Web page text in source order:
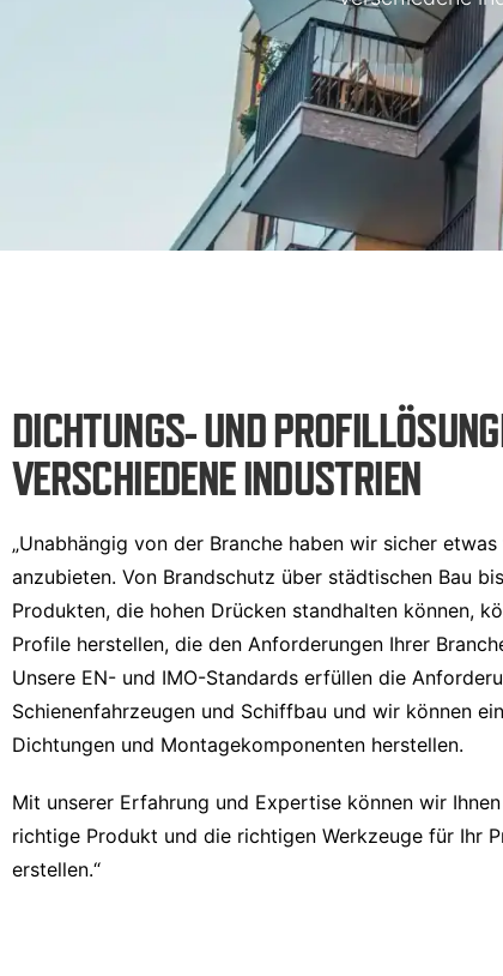
DICHTUNGS- UND
VERSCHIEDENE INDUSTRIEN
„Unabhängig von der Branche haben wir sicher etwas
anzubieten. Von Brandschutz über städtischen Bau
Produkten, die hohen Drücken standhalten können,
Profile herstellen, die den Anforderungen Ihrer
Unsere EN- und IMO-Standards erfüllen die
Schienenfahrzeugen und Schiffbau und wir können
Dichtungen und Montagekomponenten herstellen.
Mit unserer Erfahrung und Expertise können wir
richtige Produkt und die richtigen Werkzeuge für Ihr
erstellen.“